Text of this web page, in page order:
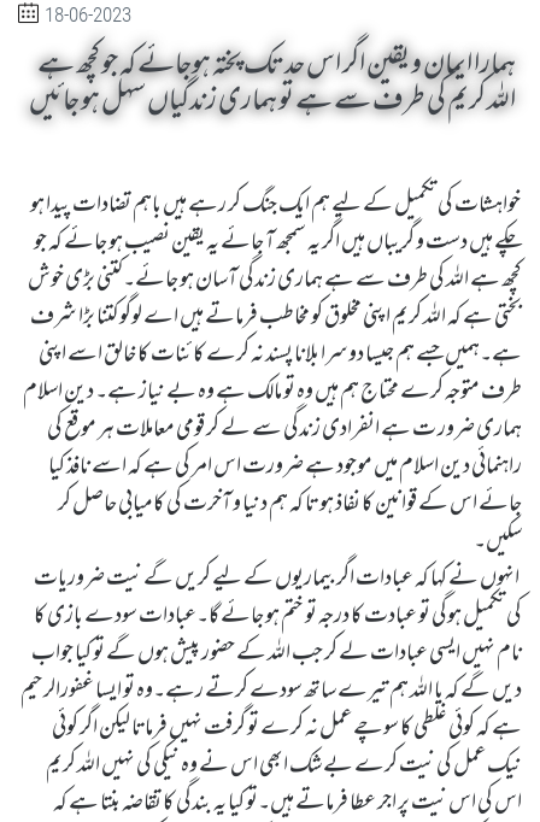
18-06-2023
ہمارا ایمان و یقین اگر اس حد تک پختہ ہوجائے کہ جو کچھ ہے
اللہ کریم کی طرف سے ہے تو ہماری زندگیاں سہل ہو جائیں
خواہشات کی تکمیل کے لیے ہم ایک جنگ کر رہے ہیں باہم تضادات پیدا ہو
چکے ہیں دست و گریباں ہیں اگر یہ سمجھ آ جائے یہ یقین نصیب ہو جائے کہ جو
کچھ ہے اللہ کی طرف سے ہے ہماری زندگی آسان ہو جائے۔کتنی بڑی خوش
بختی ہے کہ اللہ کریم اپنی مخلوق کو مخاطب فرماتے ہیں اے لوگوکتنا بڑا شرف
ہے۔ہمیں جسے ہم جیسا دوسرا بلانا پسند نہ کرے کائنات کا خالق اسے اپنی
طرف متوجہ کرے محتاج ہم ہیں وہ تو مالک ہے وہ بے نیاز ہے۔ دین اسلام
ہماری ضرور ت ہے انفرادی زندگی سے لے کر قومی معاملات ہر موقع کی
راہنمائی دین اسلام میں موجود ہے ضرورت اس امر کی ہے کہ اسے نافذ کیا
جائے اس کے قوانین کا نفاذ ہو تا کہ ہم دنیا و آخرت کی کامیابی حاصل کر
سکیں۔
انہوں نے کہا کہ عبادات اگر بیماریوں کے لیے کریں گے نیت ضروریات
کی تکمیل ہوگی تو عبادت کا درجہ تو ختم ہو جائے گا۔عبادات سودے بازی کا
نام نہیں ایسی عبادات لے کر جب اللہ کے حضور پیش ہوں گے تو کیا جواب
دیں گے کہ یا اللہ ہم تیرے ساتھ سودے کرتے رہے۔وہ تو ایسا غفورالرحیم
ہے کہ کوئی غلطی کا سوچے عمل نہ کرے تو گرفت نہیں فرماتا لیکن اگر کوئی
نیک عمل کی نیت کرے بے شک ابھی اس نے وہ نیکی کی نہیں اللہ کریم
اس کی اس نیت پر اجر عطا فرماتے ہیں۔تو کیا یہ بندگی کا تقاضہ بنتا ہے کہ